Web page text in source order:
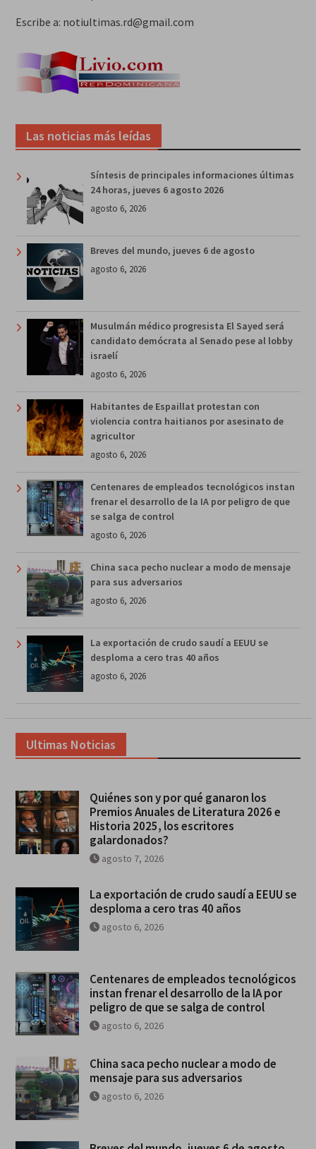
Escribe a: notiultimas.rd@gmail.com
Las noticias más leídas
Síntesis de principales informaciones últimas
24 horas, jueves 6 agosto 2026
agosto 6, 2026
Breves del mundo, jueves 6 de agosto
agosto 6, 2026
Musulmán médico progresista El Sayed será
candidato demócrata al Senado pese al lobby
israelí
agosto 6, 2026
Habitantes de Espaillat protestan con
violencia contra haitianos por asesinato de
agricultor
agosto 6, 2026
Centenares de empleados tecnológicos instan
frenar el desarrollo de la IA por peligro de que
se salga de control
agosto 6, 2026
China saca pecho nuclear a modo de mensaje
para sus adversarios
agosto 6, 2026
La exportación de crudo saudí a EEUU se
desploma a cero tras 40 años
agosto 6, 2026
Ultimas Noticias
Quiénes son y por qué ganaron los
Premios Anuales de Literatura 2026 e
Historia 2025, los escritores
galardonados?
agosto 7, 2026
La exportación de crudo saudí a EEUU se
desploma a cero tras 40 años
agosto 6, 2026
Centenares de empleados tecnológicos
instan frenar el desarrollo de la IA por
peligro de que se salga de control
agosto 6, 2026
China saca pecho nuclear a modo de
mensaje para sus adversarios
agosto 6, 2026